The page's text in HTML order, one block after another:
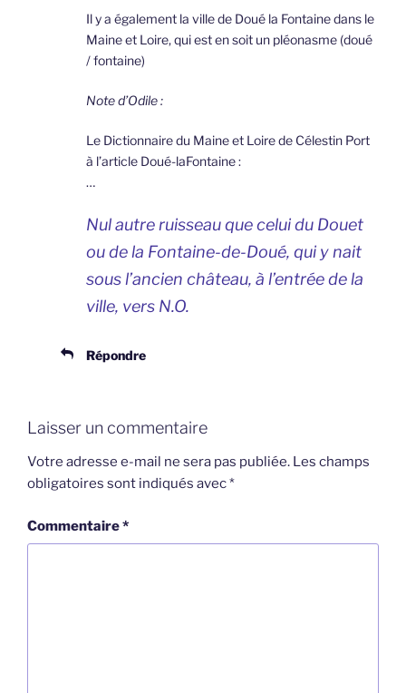
Il y a également la ville de Doué la Fontaine dans le
Maine et Loire, qui est en soit un pléonasme (doué
/ fontaine)
Note d’Odile :
Le Dictionnaire du Maine et Loire de Célestin Port
à l’article Doué-laFontaine :
…
Nul autre ruisseau que celui du Douet
ou de la Fontaine-de-Doué, qui y nait
sous l’ancien château, à l’entrée de la
ville, vers N.O.
Répondre
Laisser un commentaire
Votre adresse e-mail ne sera pas publiée. Les champs
obligatoires sont indiqués avec*
Commentaire*